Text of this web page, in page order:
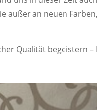
außer an neuen
Qualität begeistern –